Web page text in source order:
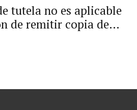
tutela no es aplicable
de remitir copia de la